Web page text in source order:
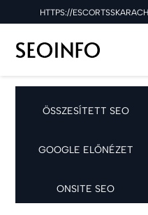
ÖSSZESÍTETT SEO
GOOGLE ELŐNÉZET
ONSITE SEO